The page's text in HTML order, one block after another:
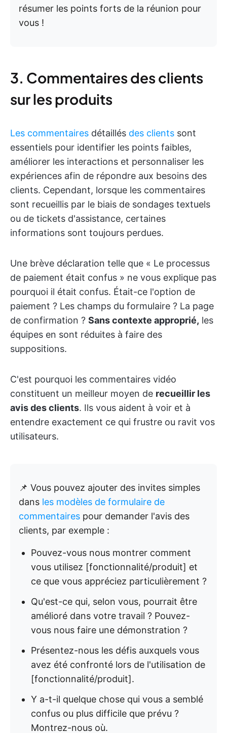
résumer les points forts de la réunion pour
vous !
3. Commentaires des clients
sur les produits
Les commentaires détaillés des clients sont
essentiels pour identifier les points faibles,
améliorer les interactions et personnaliser les
expériences afin de répondre aux besoins des
clients. Cependant, lorsque les commentaires
sont recueillis par le biais de sondages textuels
ou de tickets d'assistance, certaines
informations sont toujours perdues.
Une brève déclaration telle que « Le processus
de paiement était confus » ne vous explique pas
pourquoi il était confus. Était-ce l'option de
paiement ? Les champs du formulaire ? La page
de confirmation ? Sans contexte approprié, les
équipes en sont réduites à faire des
suppositions.
C'est pourquoi les commentaires vidéo
constituent un meilleur moyen de recueillir les
avis des clients. Ils vous aident à voir et à
entendre exactement ce qui frustre ou ravit vos
utilisateurs.
📌 Vous pouvez ajouter des invites simples
dans les modèles de formulaire de
commentaires pour demander l'avis des
clients, par exemple :
Pouvez-vous nous montrer comment
vous utilisez [fonctionnalité/produit] et
ce que vous appréciez particulièrement ?
Qu'est-ce qui, selon vous, pourrait être
amélioré dans votre travail ? Pouvez-
vous nous faire une démonstration ?
Présentez-nous les défis auxquels vous
avez été confronté lors de l'utilisation de
[fonctionnalité/produit].
Y a-t-il quelque chose qui vous a semblé
confus ou plus difficile que prévu ?
Montrez-nous où.